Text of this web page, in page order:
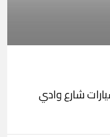
شارع وادي